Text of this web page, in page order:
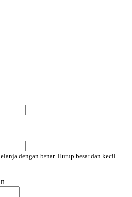
dengan benar. Hurup besar dan kecil